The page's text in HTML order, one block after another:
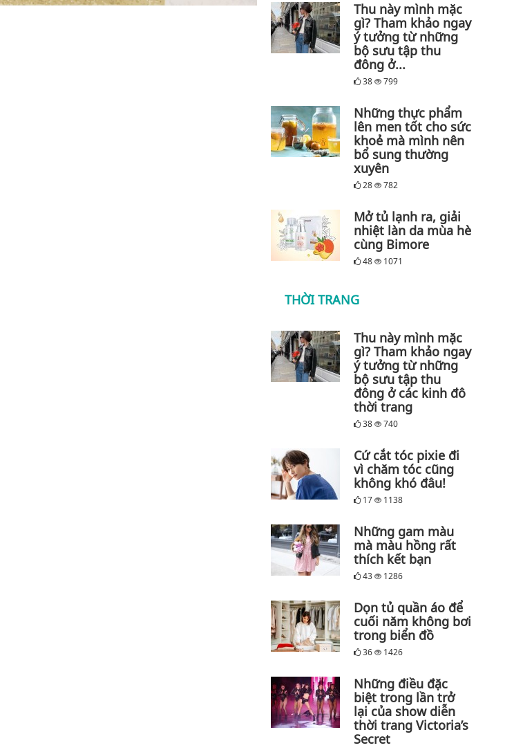
Thu này mình mặc
gì? Tham khảo ngay
ý tưởng từ những
bộ sưu tập thu
đông ở...
38 799
Những thực phẩm
lên men tốt cho sức
khoẻ mà mình nên
bổ sung thường
xuyên
28 782
Mở tủ lạnh ra, giải
nhiệt làn da mùa hè
cùng Bimore
48 1071
THỜI TRANG
Thu này mình mặc
gì? Tham khảo ngay
ý tưởng từ những
bộ sưu tập thu
đông ở các kinh đô
thời trang
38 740
Cứ cắt tóc pixie đi
vì chăm tóc cũng
không khó đâu!
17 1138
Những gam màu
mà màu hồng rất
thích kết bạn
43 1286
Dọn tủ quần áo để
cuối năm không bơi
trong biển đồ
36 1426
Những điều đặc
biệt trong lần trở
lại của show diễn
thời trang Victoria’s
Secret